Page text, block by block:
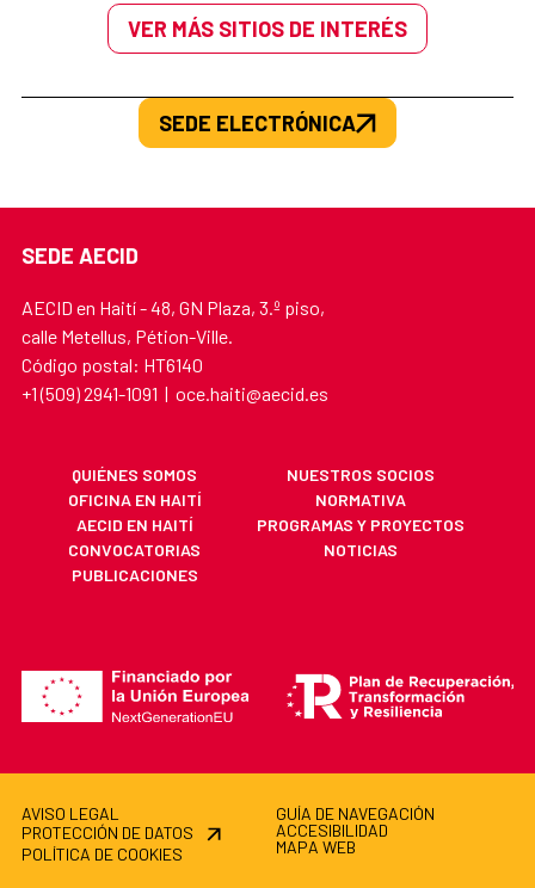
VER MÁS SITIOS DE INTERÉS
SEDE ELECTRÓNICA
SEDE AECID
AECID en Haití - 48, GN Plaza, 3.º piso,
calle Metellus, Pétion-Ville.
Código postal: HT6140
+1 (509) 2941-1091 | oce.haiti@aecid.es
QUIÉNES SOMOS
NUESTROS SOCIOS
OFICINA EN HAITÍ
NORMATIVA
AECID EN HAITÍ
PROGRAMAS Y PROYECTOS
CONVOCATORIAS
NOTICIAS
PUBLICACIONES
AVISO LEGAL
PROTECCIÓN DE DATOS
POLÍTICA DE COOKIES
GUÍA DE NAVEGACIÓN
ACCESIBILIDAD
MAPA WEB